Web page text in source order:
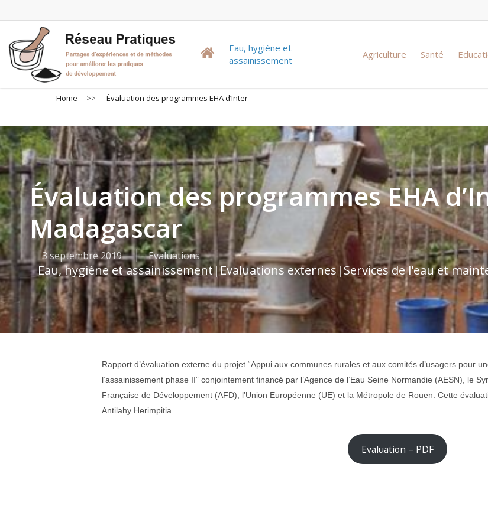
to
main
content
Eau, hygiène et
assainissement
Agriculture Santé
Home >> Évaluation des programmes EHA d’Inter
Évaluation des programmes EHA
Madagascar
3 septembre 2019 Evaluations
Eau, hygiène et assainissement|Evaluations externes| Services de l'eau et
Rapport d’évaluation externe du projet “Appui aux communes rurales et aux comités d’usagers pour
l’assainissement phase II” conjointement financé par l’Agence de l’Eau Seine Normandie (AESN), le
Française de Développement (AFD), l’Union Européenne (UE) et la Métropole de Rouen. Cette
Antilahy Herimpitia.
Evaluation – PDF